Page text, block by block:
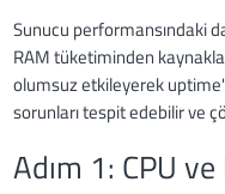
Sunucu performansındaki
RAM tüketiminden
olumsuz etkileyerek
sorunları tespit edebilir ve
Adım 1: CPU